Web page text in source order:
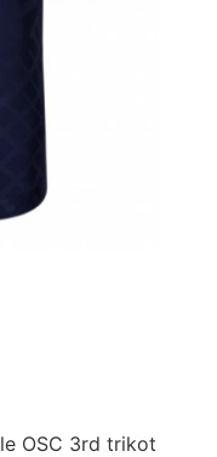
OSC 3rd trikot